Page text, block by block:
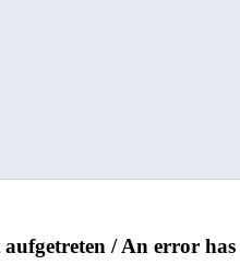
/ An error